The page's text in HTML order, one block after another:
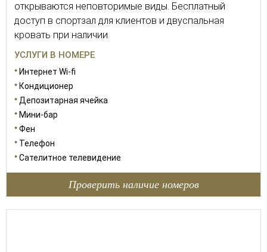
открываются неповторимые виды. Бесплатный
доступ в спортзал для клиентов и двуспальная
кровать при наличии.
УСЛУГИ В НОМЕРЕ
Интернет Wi-fi
Кондиционер
Депозитарная ячейка
Мини-бар
Фен
Телефон
Сателитное телевидение
Проверить наличие номеров